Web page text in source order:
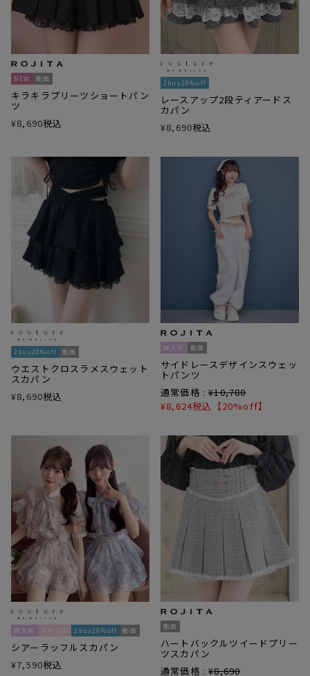
NEW 動画
キラキラプリーツショートパン
ツ
¥8,690税込
2buy20%off
レースアップ2段ティアードス
カパン
¥8,690税込
2buy20%off 動画
ウエストクロスラメスウェット
スカパン
¥8,690税込
再入荷 動画
サイドレースデザインスウェッ
トパンツ
通常価格 : ¥10,780
¥8,624税込 【20%off】
再入荷 新色追加 2buy20%off 動画
シアーラッフルスカパン
¥7,590税込
動画
ハートバックルツイードプリー
ツスカパン
通常価格 : ¥8,690